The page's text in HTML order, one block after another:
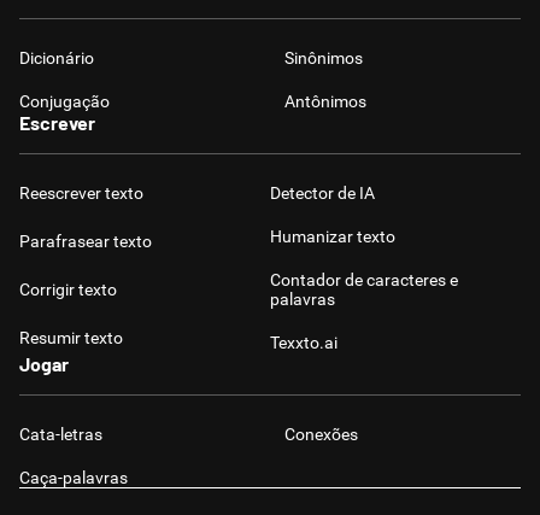
Dicionário Sinônimos
Conjugação Antônimos
Escrever
Reescrever texto
Parafrasear texto
Corrigir texto
Resumir texto
Detector de IA
Humanizar texto
Contador de caracteres e
palavras
Texxto.ai
Jogar
Cata-letras Conexões
Caça-palavras